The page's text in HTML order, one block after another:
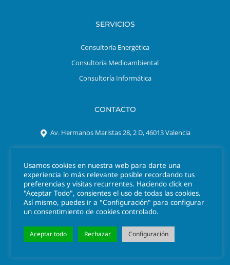
SERVICIOS
Consultoría Energética
Consultoría Medioambiental
Consultoría Informática
CONTACTO
Av. Hermanos Maristas 28, 2 D, 46013 Valencia
Tel. 963 301 641
azigrene@azigrene.es
© 2026 Azigrene
Usamos cookies en nuestra web para darte una
experiencia lo más relevante posible recordando tus
preferencias y visitas recurrentes. Haciendo click en
"Aceptar Todo", consientes el uso de todas las cookies.
Así mismo, puedes ir a "Configuración" para configurar
un consentimiento de cookies controlado.
Aceptar todo Rechazar Configuración